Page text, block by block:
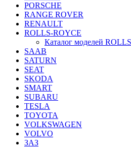
PORSCHE
RANGE ROVER
RENAULT
ROLLS-ROYCE
Каталог моделей
SAAB
SATURN
SEAT
SKODA
SMART
SUBARU
TESLA
TOYOTA
VOLKSWAGEN
VOLVO
ЗАЗ